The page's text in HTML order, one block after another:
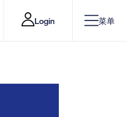
Login 菜单